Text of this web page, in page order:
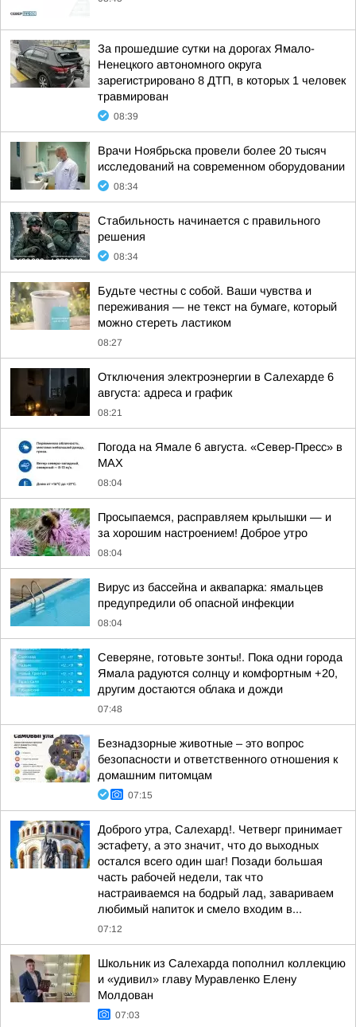
За прошедшие сутки на дорогах Ямало-
Ненецкого автономного округа
зарегистрировано 8 ДТП, в которых 1 человек
травмирован
08:39
Врачи Ноябрьска провели более 20 тысяч
исследований на современном оборудовании
08:34
Стабильность начинается с правильного
решения
08:34
Будьте честны с собой. Ваши чувства и
переживания — не текст на бумаге, который
можно стереть ластиком
08:27
Отключения электроэнергии в Салехарде 6
августа: адреса и график
08:21
Погода на Ямале 6 августа. «Север-Пресс» в
MAX
08:04
Просыпаемся, расправляем крылышки — и
за хорошим настроением! Доброе утро
08:04
Вирус из бассейна и аквапарка: ямальцев
предупредили об опасной инфекции
08:04
Северяне, готовьте зонты!. Пока одни города
Ямала радуются солнцу и комфортным +20,
другим достаются облака и дожди
07:48
Безнадзорные животные – это вопрос
безопасности и ответственного отношения к
домашним питомцам
07:15
Доброго утра, Салехард!. Четверг принимает
эстафету, а это значит, что до выходных
остался всего один шаг! Позади большая
часть рабочей недели, так что
настраиваемся на бодрый лад, завариваем
любимый напиток и смело входим в...
07:12
Школьник из Салехарда пополнил коллекцию
и «удивил» главу Муравленко Елену
Молдован
07:03